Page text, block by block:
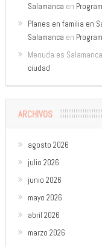
Salamanca en
Planes en familia en
Salamanca en
Menuda es Salamanca
ciudad
ARCHIVOS
agosto 2026
julio 2026
junio 2026
mayo 2026
abril 2026
marzo 2026